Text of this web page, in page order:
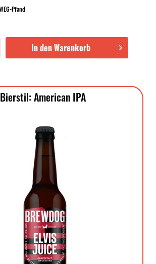
Pfand
In den Warenkorb
Bierstil: American IPA